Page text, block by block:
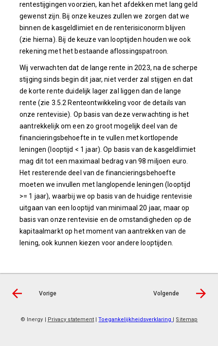
rentestijgingen voorzien, kan het afdekken met lang geld
gewenst zijn. Bij onze keuzes zullen we zorgen dat we
binnen de kasgeldlimiet en de renterisiconorm blijven
(zie hierna). Bij de keuze van looptijden houden we ook
rekening met het bestaande aflossingspatroon.
Wij verwachten dat de lange rente in 2023, na de scherpe
stijging sinds begin dit jaar, niet verder zal stijgen en dat
de korte rente duidelijk lager zal liggen dan de lange
rente (zie 3.5.2 Renteontwikkeling voor de details van
onze rentevisie). Op basis van deze verwachting is het
aantrekkelijk om een zo groot mogelijk deel van de
financieringsbehoefte in te vullen met kortlopende
leningen (looptijd < 1 jaar). Op basis van de kasgeldlimiet
mag dit tot een maximaal bedrag van 98 miljoen euro.
Het resterende deel van de financieringsbehoefte
moeten we invullen met langlopende leningen (looptijd
>= 1 jaar), waarbij we op basis van de huidige rentevisie
uitgaan van een looptijd van minimaal 20 jaar, maar op
basis van onze rentevisie en de omstandigheden op de
kapitaalmarkt op het moment van aantrekken van de
lening, ook kunnen kiezen voor andere looptijden.
Vorige Volgende
© Inergy | Privacy statement |Toegankelijkheidsverklaring | Sitemap